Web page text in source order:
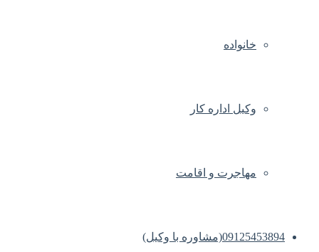
خانواده
وکیل اداره کار
مهاجرت و اقامت
09125453894(مشاوره با وکیل)